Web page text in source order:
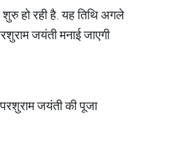
हो रही है. यह तिथि अगले
जयंती मनाई जाएगी
जयंती की पूजा